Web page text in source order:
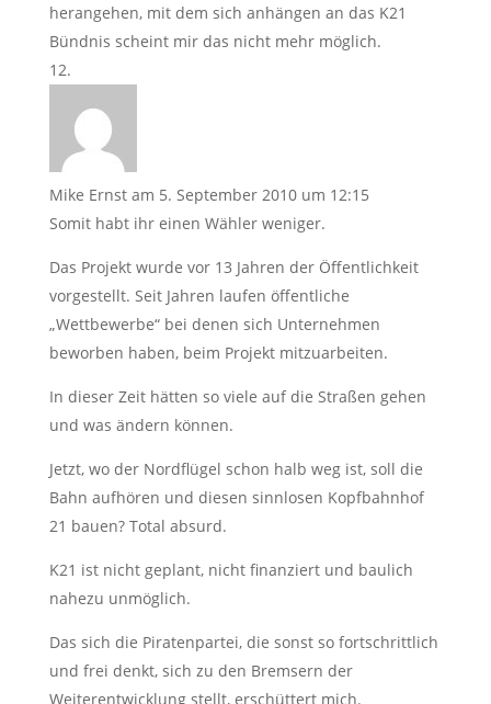
herangehen, mit dem sich anhängen an das K21
Bündnis scheint mir das nicht mehr möglich.
Mike Ernst am 5. September 2010 um 12:15
Somit habt ihr einen Wähler weniger.
Das Projekt wurde vor 13 Jahren der Öffentlichkeit
vorgestellt. Seit Jahren laufen öffentliche
„Wettbewerbe“ bei denen sich Unternehmen
beworben haben, beim Projekt mitzuarbeiten.
In dieser Zeit hätten so viele auf die Straßen gehen
und was ändern können.
Jetzt, wo der Nordflügel schon halb weg ist, soll die
Bahn aufhören und diesen sinnlosen Kopfbahnhof
21 bauen? Total absurd.
K21 ist nicht geplant, nicht finanziert und baulich
nahezu unmöglich.
Das sich die Piratenpartei, die sonst so fortschrittlich
und frei denkt, sich zu den Bremsern der
Weiterentwicklung stellt, erschüttert mich.